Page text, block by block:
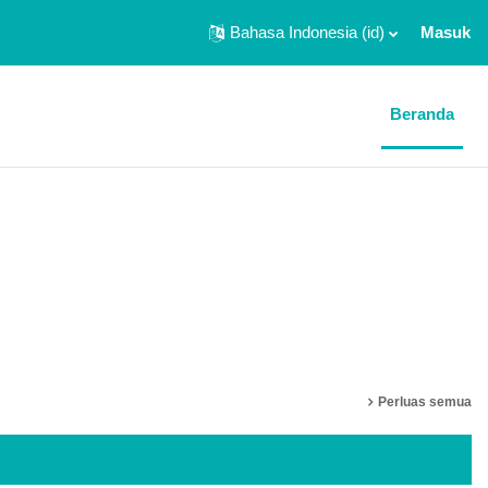
Bahasa Indonesia ‎(id)‎ Masuk
Beranda
Perluas semua